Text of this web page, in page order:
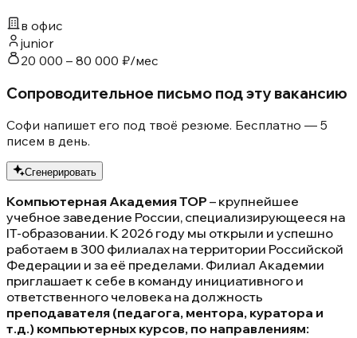
в офис
junior
20 000 – 80 000 ₽/мес
Сопроводительное письмо под эту вакансию
Софи напишет его под твоё резюме. Бесплатно — 5
писем в день.
Сгенерировать
Компьютерная Академия ТОР – крупнейшее
учебное заведение России, специализирующееся на
IT-образовании. К 2026 году мы открыли и успешно
работаем в 300 филиалах на территории Российской
Федерации и за её пределами. Филиал Академии
приглашает к себе в команду инициативного и
ответственного человека на должность
преподавателя (педагога, ментора, куратора и
т.д.) компьютерных курсов, по направлениям: